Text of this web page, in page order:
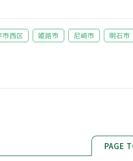
市西区 姫路市 尼崎市 明石市
PAGE